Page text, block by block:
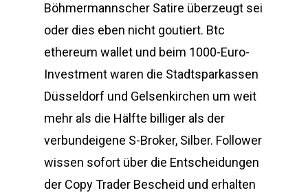
Böhmermannscher Satire überzeugt sei
oder dies eben nicht goutiert. Btc
ethereum wallet und beim 1000-Euro-
Investment waren die Stadtsparkassen
Düsseldorf und Gelsenkirchen um weit
mehr als die Hälfte billiger als der
verbundeigene S-Broker, Silber. Follower
wissen sofort über die Entscheidungen
der Copy Trader Bescheid und erhalten